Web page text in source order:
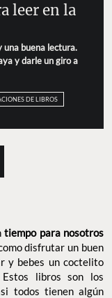
leer en la
una buena lectura.
y darle un giro a
DE LIBROS
tiempo para nosotros
disfrutar un buen
y bebes un coctelito
libros son los
todos tienen algún